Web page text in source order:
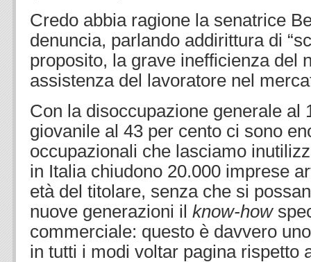
Credo abbia ragione la senatrice
denuncia, parlando addirittura di
proposito, la grave inefficienza del
assistenza del lavoratore nel
Con la disoccupazione generale al
giovanile al 43 per cento ci sono
occupazionali che lasciamo
in Italia chiudono 20.000 imprese
età del titolare, senza che si
nuove generazioni il know-how
commerciale: questo è davvero
in tutti i modi voltar pagina rispetto